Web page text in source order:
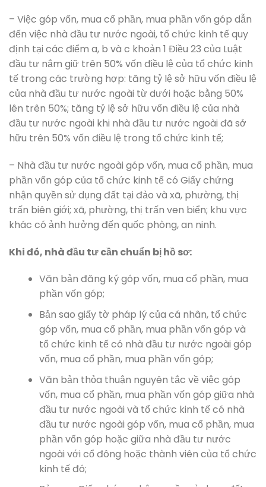
– Việc góp vốn, mua cổ phần, mua phần vốn góp dẫn
đến việc nhà đầu tư nước ngoài, tổ chức kinh tế quy
định tại các điểm a, b và c khoản 1 Điều 23 của Luật
đầu tư nắm giữ trên 50% vốn điều lệ của tổ chức kinh
tế trong các trường hợp: tăng tỷ lệ sở hữu vốn điều lệ
của nhà đầu tư nước ngoài từ dưới hoặc bằng 50%
lên trên 50%; tăng tỷ lệ sở hữu vốn điều lệ của nhà
đầu tư nước ngoài khi nhà đầu tư nước ngoài đã sở
hữu trên 50% vốn điều lệ trong tổ chức kinh tế;
– Nhà đầu tư nước ngoài góp vốn, mua cổ phần, mua
phần vốn góp của tổ chức kinh tế có Giấy chứng
nhận quyền sử dụng đất tại đảo và xã, phường, thị
trấn biên giới; xã, phường, thị trấn ven biển; khu vực
khác có ảnh hưởng đến quốc phòng, an ninh.
Khi đó, nhà đầu tư cần chuẩn bị hồ sơ:
Văn bản đăng ký góp vốn, mua cổ phần, mua
phần vốn góp;
Bản sao giấy tờ pháp lý của cá nhân, tổ chức
góp vốn, mua cổ phần, mua phần vốn góp và
tổ chức kinh tế có nhà đầu tư nước ngoài góp
vốn, mua cổ phần, mua phần vốn góp;
Văn bản thỏa thuận nguyên tắc về việc góp
vốn, mua cổ phần, mua phần vốn góp giữa nhà
đầu tư nước ngoài và tổ chức kinh tế có nhà
đầu tư nước ngoài góp vốn, mua cổ phần, mua
phần vốn góp hoặc giữa nhà đầu tư nước
ngoài với cổ đông hoặc thành viên của tổ chức
kinh tế đó;